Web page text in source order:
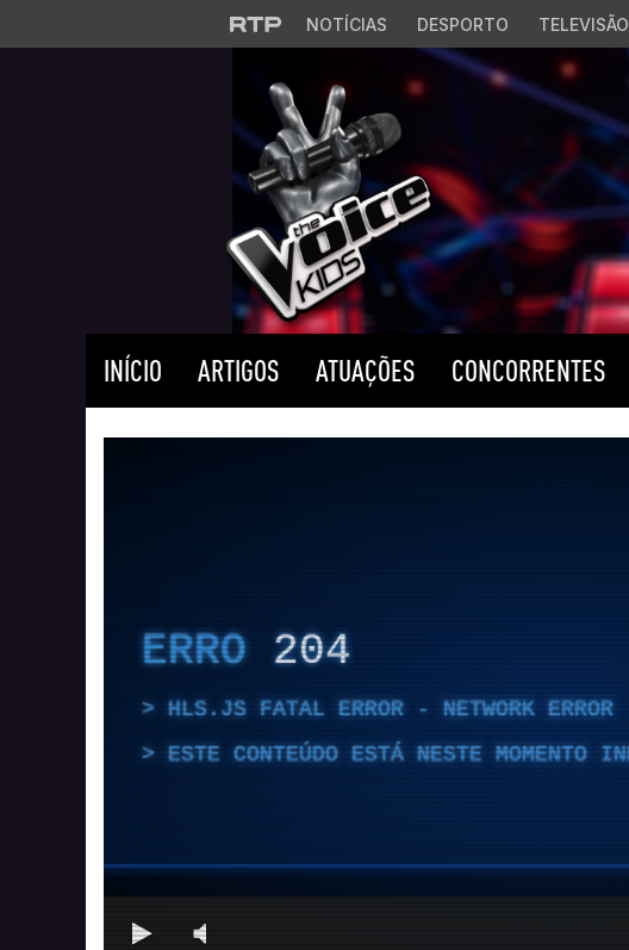
Saltar para o conteúdo principal
NOTÍCIAS DESPORTO TELEVISÃO
INÍCIO ARTIGOS ATUAÇÕES CONCORRENTES